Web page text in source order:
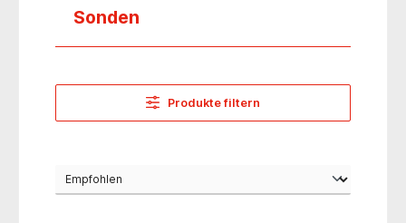
Sonden
Produkte filtern